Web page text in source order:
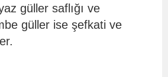
güller saflığı ve
güller ise şefkati ve